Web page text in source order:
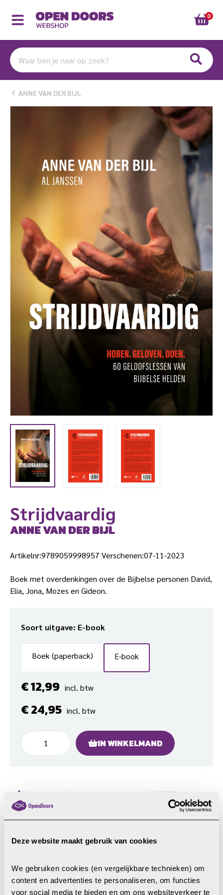
Deze website maakt gebruik van cookies
We gebruiken cookies (en vergelijkbare technieken) om
content en advertenties te personaliseren, om functies
voor social media te bieden en om ons websiteverkeer te
naar
inhoud
Zoeken
naar:
ANNE VAN DER BIJL
Strijdvaardig
ANNE VAN DER BIJL
Artikelnr:9789059998957 Verschenen:07-11-2023
Boek met overdenkingen over de Bijbelse personen David,
Elia, Jona, Mozes en Gideon.
Soort uitgave: E-book
Boek (paperback) E-book
€12,99 incl. btw
€24,95 incl. btw
Strijdvaardig
aantal
IN WINKELMAND
Gratis verzending binnen Nederland vanaf € 29,95
Elke zending altijd met Track&Trace
Productbeschrijving
Plekken waar anderen nauwelijks durfden te komen, daar
ging Anne van der Bijl graag naartoe. Toen de Sovjet-Unie